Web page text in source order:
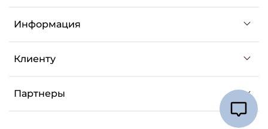
Информация
Клиенту
Партнеры